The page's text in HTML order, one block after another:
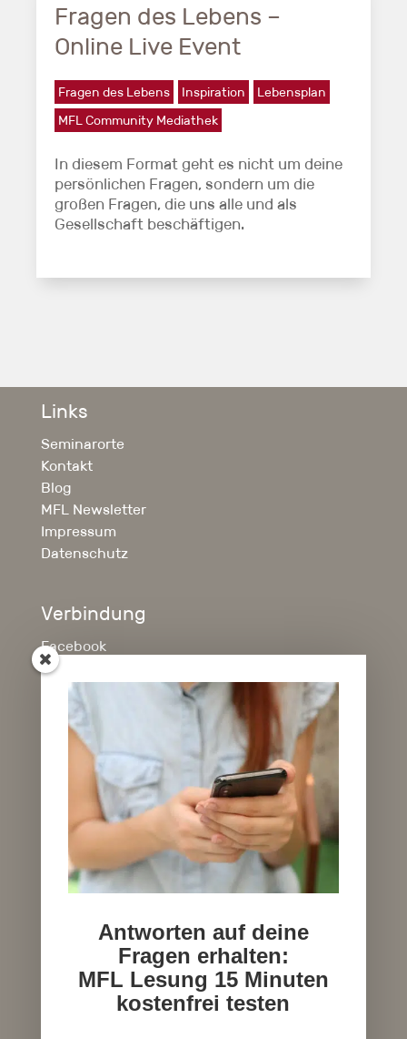
Fragen des Lebens –
Online Live Event
Fragen des Lebens Inspiration
Lebensplan
MFL Community Mediathek
In diesem Format geht es nicht um deine
persönlichen Fragen, sondern um die
großen Fragen, die uns alle und als
Gesellschaft beschäftigen.
Links
Seminarorte
Kontakt
Blog
MFL Newsletter
Impressum
Datenschutz
Verbindung
Facebook
Instagram
YouTube
Shop
Allgemeine Geschäftsbedingungen
Widerrufsbelehrung
Widerruf digitale Inhalte
Versand & Lieferung
Zahlungsweisen
Antworten auf deine
Fragen erhalten:
MFL Lesung 15 Minuten
kostenfrei testen